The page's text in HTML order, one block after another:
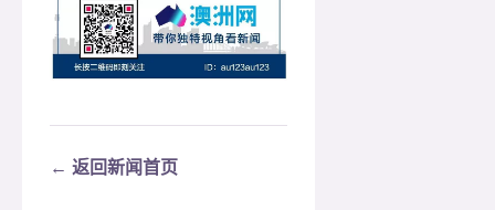
← 返回新闻首页